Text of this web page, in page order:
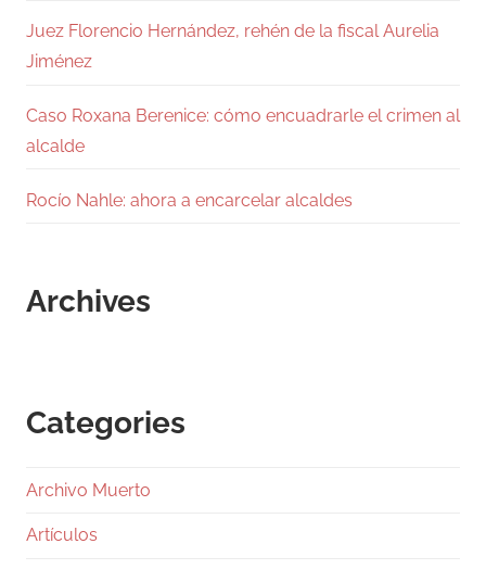
Juez Florencio Hernández, rehén de la fiscal Aurelia
Jiménez
Caso Roxana Berenice: cómo encuadrarle el crimen al
alcalde
Rocío Nahle: ahora a encarcelar alcaldes
Archives
Categories
Archivo Muerto
Artículos